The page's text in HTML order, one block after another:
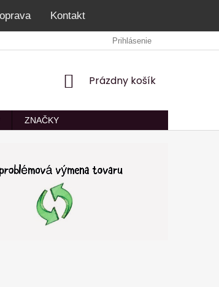
Kontakt
VRÁTENIE/VÝMENA/REKLAMÁCIA
Prihlásenie
NÁKUPNÝ
Prázdny košík
ZNAČKY